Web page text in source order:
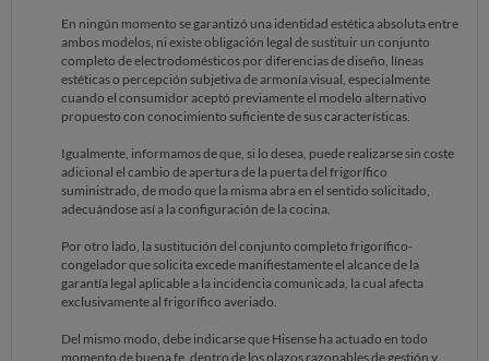
SATISFACTORIA QUE PERMITA MANTENER LAS CONDICIONES Y
CARACTERÍSTICAS DEL CONJUNTO ORIGINAL ADQUIRIDO.
En ningún momento se garantizó una identidad estética absoluta entre
ambos modelos, ni existe obligación legal de sustituir un conjunto
completo de electrodomésticos por diferencias de diseño, líneas
estéticas o percepción subjetiva de armonía visual, especialmente
cuando el consumidor aceptó previamente el modelo alternativo
propuesto con conocimiento suficiente de sus características.
Igualmente, informamos de que, si lo desea, puede realizarse sin coste
adicional el cambio de apertura de la puerta del frigorífico
suministrado, de modo que la misma abra en el sentido solicitado,
adecuándose así a la configuración de la cocina.
Por otro lado, la sustitución del conjunto completo frigorífico-
congelador que solicita excede manifiestamente el alcance de la
garantía legal aplicable a la incidencia comunicada, la cual afecta
exclusivamente al frigorífico averiado.
Del mismo modo, debe indicarse que Hisense ha actuado en todo
momento de buena fe, dentro de los plazos razonables de gestión y